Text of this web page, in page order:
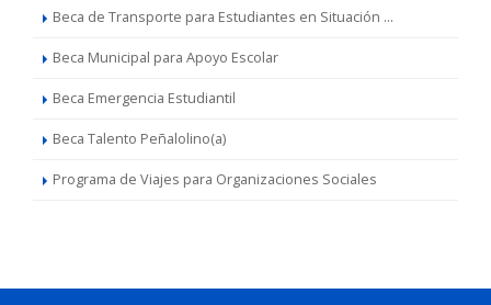
Beca de Transporte para Estudiantes en Situación ...
Beca Municipal para Apoyo Escolar
Beca Emergencia Estudiantil
Beca Talento Peñalolino(a)
Programa de Viajes para Organizaciones Sociales